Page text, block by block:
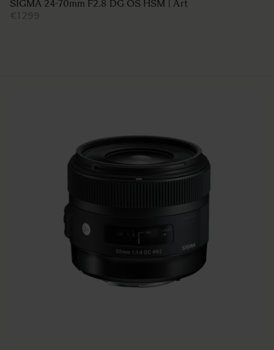
SIGMA 24-70mm F2.8 DG OS HSM | Art
€1 299